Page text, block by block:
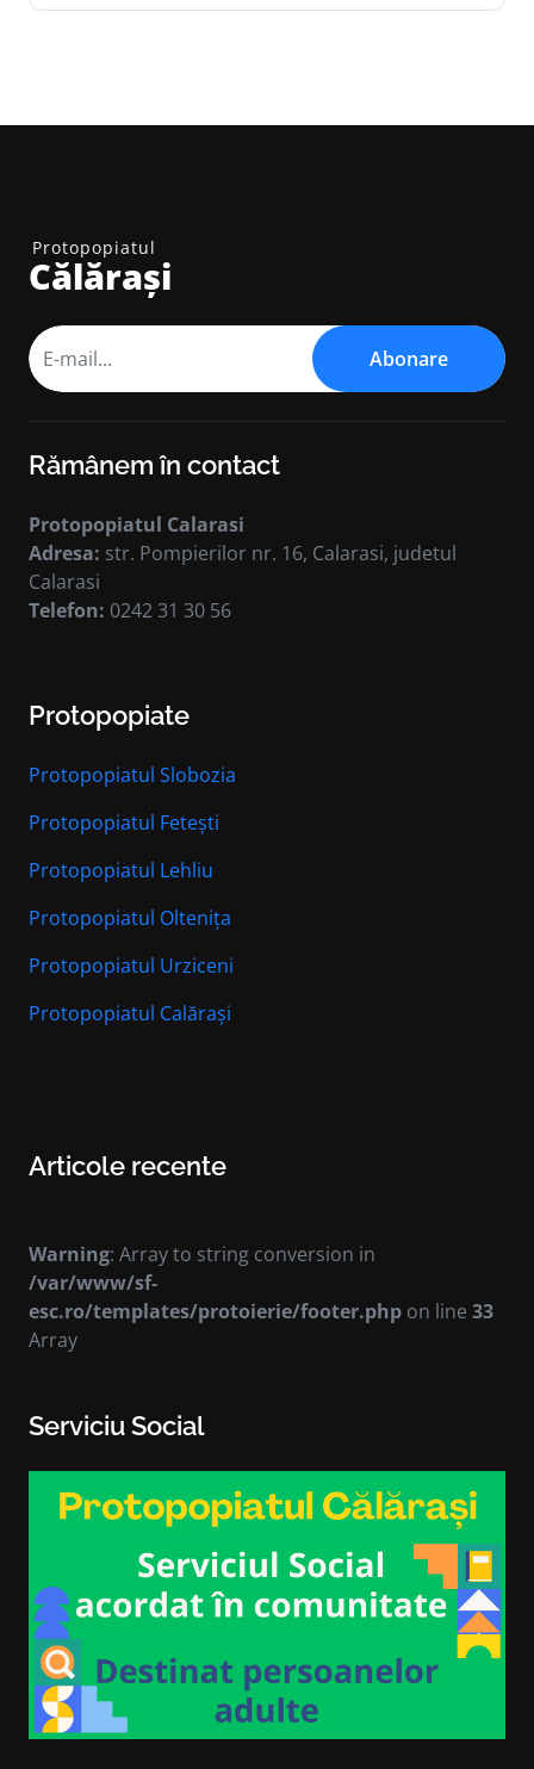
Protopopiatul
Călărași
Abonare
Rămânem în contact
Protopopiatul Calarasi
Adresa: str. Pompierilor nr. 16, Calarasi, judetul
Calarasi
Telefon: 0242 31 30 56
Protopopiate
Protopopiatul Slobozia
Protopopiatul Fetești
Protopopiatul Lehliu
Protopopiatul Oltenița
Protopopiatul Urziceni
Protopopiatul Calărași
Articole recente
Warning: Array to string conversion in
/var/www/sf-
esc.ro/templates/protoierie/footer.php on line 33
Array
Serviciu Social